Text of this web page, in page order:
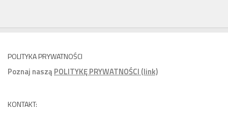
POLITYKA PRYWATNOŚCI
Poznaj nasząPOLITYKĘ PRYWATNOŚCI (link)
KONTAKT: